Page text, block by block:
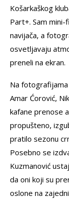
Košarkaškog
Part+. Sam
navijača, a
osvetljavaju
preneli na ekran.
Na fotografijama
Amar Ćorović,
kafane prenose
propušteno,
pratilo sezonu
Posebno se
Kuzmanović
da oni koji su
oslone na